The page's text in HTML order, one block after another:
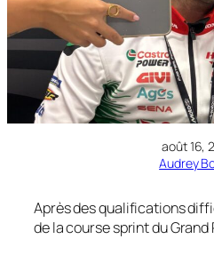
août 16,
Audrey
Après des qualifications
de la course sprint du Grand